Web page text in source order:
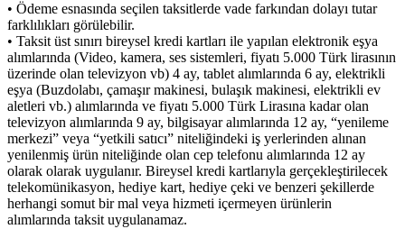
• Ödeme esnasında seçilen taksitlerde vade farkından dolayı tutar
farklılıkları görülebilir.
• Taksit üst sınırı bireysel kredi kartları ile yapılan elektronik eşya
alımlarında (Video, kamera, ses sistemleri, fiyatı 5.000 Türk lirasının
üzerinde olan televizyon vb) 4 ay, tablet alımlarında 6 ay, elektrikli
eşya (Buzdolabı, çamaşır makinesi, bulaşık makinesi, elektrikli ev
aletleri vb.) alımlarında ve fiyatı 5.000 Türk Lirasına kadar olan
televizyon alımlarında 9 ay, bilgisayar alımlarında 12 ay, “yenileme
merkezi” veya “yetkili satıcı” niteliğindeki iş yerlerinden alınan
yenilenmiş ürün niteliğinde olan cep telefonu alımlarında 12 ay
olarak olarak uygulanır. Bireysel kredi kartlarıyla gerçekleştirilecek
telekomünikasyon, hediye kart, hediye çeki ve benzeri şekillerde
herhangi somut bir mal veya hizmeti içermeyen ürünlerin
alımlarında taksit uygulanamaz.